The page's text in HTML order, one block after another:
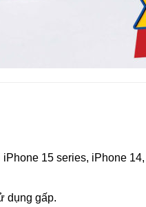
15 series, iPhone
dụng gấp.